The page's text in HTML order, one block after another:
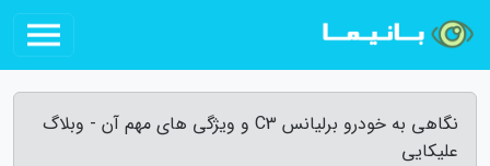
نگاهی به خودرو برلیانس C3 و ویژگی های مهم آن - وبلاگ
علیکایی